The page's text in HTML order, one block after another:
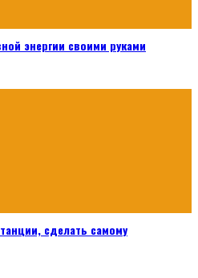
энергии своими руками
сделать самому